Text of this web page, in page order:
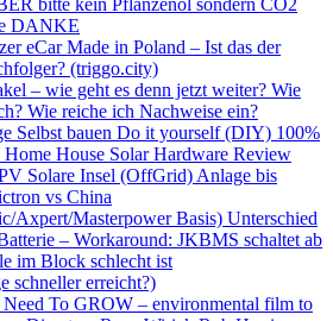
bitte kein Pflanzenöl sondern CO2
DANKE
eCar Made in Poland – Ist das der
(triggo.city)
– wie geht es denn jetzt weiter? Wie
Wie reiche ich Nachweise ein?
Selbst bauen Do it yourself (DIY) 100%
House Solar Hardware Review
Solare Insel (OffGrid) Anlage bis
vs China
Axpert/Masterpower Basis) Unterschied
– Workaround: JKBMS schaltet ab
im Block schlecht ist
schneller erreicht?)
Need To GROW – environmental film to